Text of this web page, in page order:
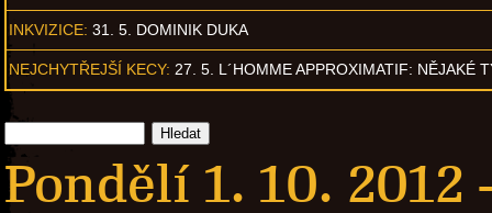
INKVIZICE: 31. 5. DOMINIK DUKA
NEJCHYTŘEJŠÍ KECY: 27. 5. L´HOMME APPROXIMATIF: NĚJAKÉ
Pondělí 1. 10. 2012